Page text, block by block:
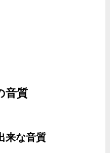
音質
来な音質